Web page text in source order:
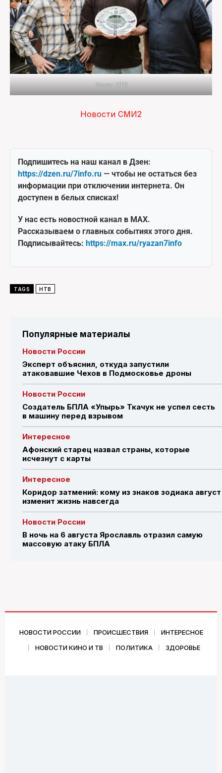
Фото: НТВ
Новости СМИ2
Подпишитесь на наш канал в Дзен:
https://dzen.ru/7info.ru — чтобы не остаться без
информации при отключении интернета. Он
доступен в белых списках!
У нас есть новостной канал в MAX.
Рассказываем о главных событиях этого дня.
Подписывайтесь: https://max.ru/ryazan7info
TAGS НТВ
Популярные материалы
Новости России
Эксперт объяснил, откуда запустили
атаковавшие Чехов в Подмосковье дроны
Новости России
Создатель БПЛА «Упырь» Ткачук не успел сесть
в машину перед взрывом
Интересное
Афонский старец назвал страны, которые
исчезнут с карты
Интересное
Коридор затмений: кому из знаков зодиака август
изменит жизнь навсегда
Новости России
В ночь на 6 августа Ярославль отразил самую
массовую атаку БПЛА
НОВОСТИ РОССИИ ПРОИСШЕСТВИЯ
ИНТЕРЕСНОЕ
НОВОСТИ КИНО И ТВ
ПОЛИТИКА ЗДОРОВЬЕ